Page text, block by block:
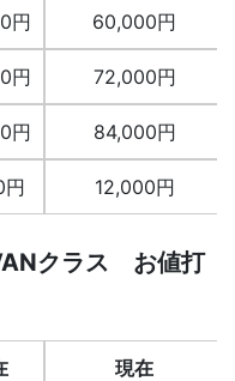
円
円
円
60,000円
72,000円
84,000円
12,000円
クラス お値打
現在